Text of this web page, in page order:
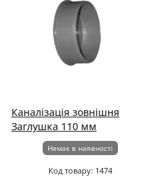
Каналізація зовнішня
Заглушка 110 мм
Немає в наявності
Код товару: 1474